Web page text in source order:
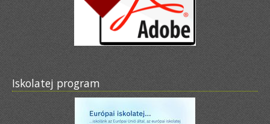
Iskolatej program